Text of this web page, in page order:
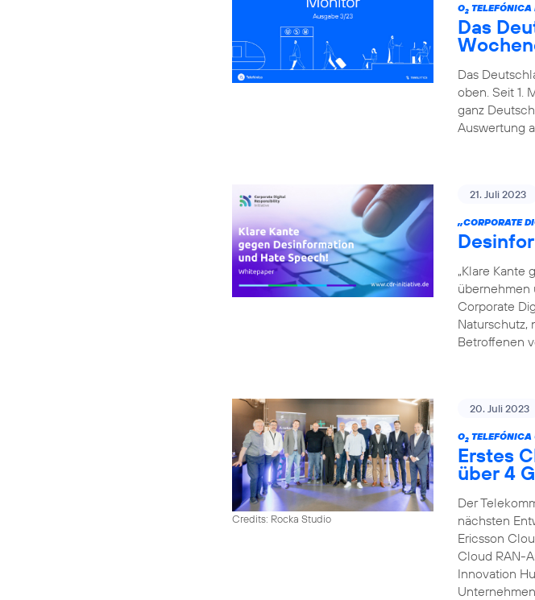
O2
Das
Das
oben. Seit 1.
ganz
Auswertung
21. Juli 2023
„CORPORATE
„Klare
übernehmen
Corporate
Naturschutz,
Betroffenen
Credits: Rocka Studio
20. Juli 2023
O2 TELEFÓNICA
Erstes
über 4
Der
nächsten
Ericsson
Cloud RAN-
Innovation